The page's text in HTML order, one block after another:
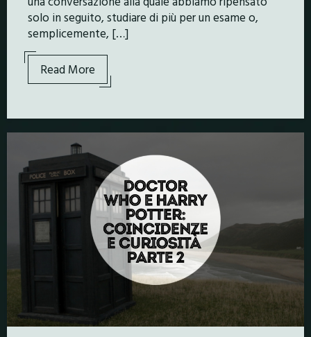
solo in seguito, studiare di più per un esame o,
semplicemente, […]
Read More